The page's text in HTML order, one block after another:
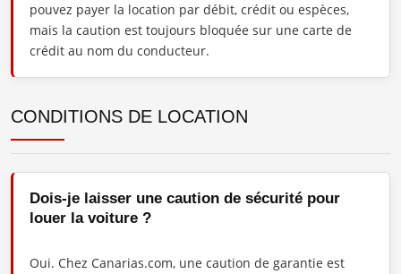
pouvez payer la location par débit, crédit ou espèces,
mais la caution est toujours bloquée sur une carte de
crédit au nom du conducteur.
CONDITIONS DE LOCATION
Dois-je laisser une caution de sécurité pour
louer la voiture ?
Oui. Chez Canarias.com, une caution de garantie est